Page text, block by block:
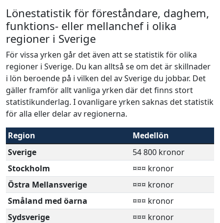
Lönestatistik för föreståndare, daghem,
funktions- eller mellanchef i olika
regioner i Sverige
För vissa yrken går det även att se statistik för olika
regioner i Sverige. Du kan alltså se om det är skillnader
i lön beroende på i vilken del av Sverige du jobbar. Det
gäller framför allt vanliga yrken där det finns stort
statistikunderlag. I ovanligare yrken saknas det statistik
för alla eller delar av regionerna.
Region
Medellön
Sverige
54 800 kronor
Stockholm
¤¤¤ kronor
Östra Mellansverige
¤¤¤ kronor
Småland med öarna
¤¤¤ kronor
Sydsverige
¤¤¤ kronor